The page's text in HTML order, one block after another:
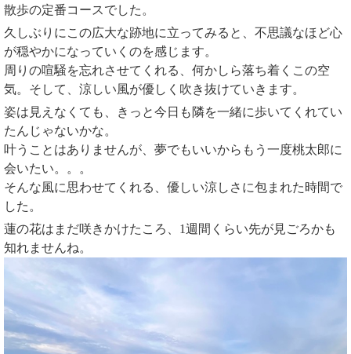
散歩の定番コースでした。
久しぶりにこの広大な跡地に立ってみると、不思議なほど心
が穏やかになっていくのを感じます。
周りの喧騒を忘れさせてくれる、何かしら落ち着くこの空
気。そして、涼しい風が優しく吹き抜けていきます。
姿は見えなくても、きっと今日も隣を一緒に歩いてくれてい
たんじゃないかな。
叶うことはありませんが、夢でもいいからもう一度桃太郎に
会いたい。。。
そんな風に思わせてくれる、優しい涼しさに包まれた時間で
した。
蓮の花はまだ咲きかけたころ、1週間くらい先が見ごろかも
知れませんね。